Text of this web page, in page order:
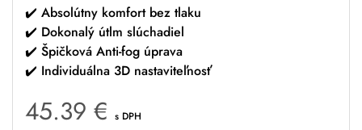
✔️ Absolútny komfort bez tlaku
✔️ Dokonalý útlm slúchadiel
✔️ Špičková Anti-fog úprava
✔️ Individuálna 3D nastaviteľnosť
45.39 € s DPH